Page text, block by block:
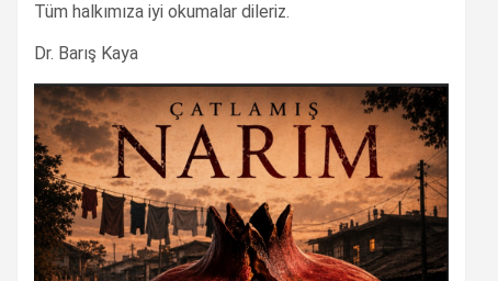
Tüm halkımıza iyi okumalar dileriz.
Dr. Barış Kaya